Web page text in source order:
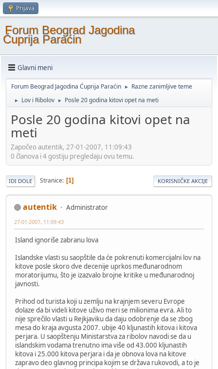
Prijava
Forum Beograd Jagodina
Ćuprija Paraćin
Glavni meni
Forum Beograd Jagodina Ćuprija Paraćin ► Razne zanimljive teme
► Lov i Ribolov ► Posle 20 godina kitovi opet na meti
Posle 20 godina kitovi opet na
meti
Započeo autentik, 27-01-2007, 11:09:43
0 članova i 4 gostiju pregledaju ovu temu.
IDI DOLE Stranice 1 KORISNIČKE AKCIJE
autentik Administrator
27-01-2007, 11:09:43
Island ignoriše zabranu lova
Islandske vlasti su saopštile da će pokrenuti komercijalni lov na
kitove posle skoro dve decenije uprkos međunarodnom
moratorijumu, što je izazvalo brojne kritike u međunarodnoj
javnosti.
Prihod od turista koji u zemlju na krajnjem severu Evrope
dolaze da bi videli kitove uživo meri se milionima evra. Ali to
nije sprečilo vlasti u Rejkjaviku da daju odobrenje da se zbog
mesa do kraja avgusta 2007. ubije 40 kljunastih kitova i kitova
perjara. U saopštenju Ministarstva za ribolov navodi se da u
islandskim vodama trenutno ima više od 43.000 kljunastih
kitova i 25.000 kitova perjara i da je obnova lova na kitove
zapravo deo glavnog principa kojim se država rukovodi, a to je